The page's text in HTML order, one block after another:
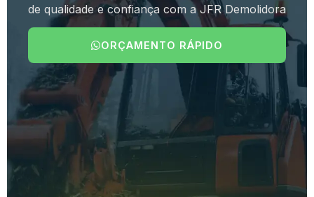
de qualidade e confiança com a JFR Demolidora
ORÇAMENTO RÁPIDO